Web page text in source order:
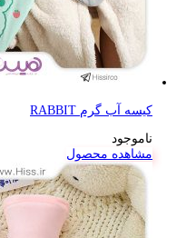
کیسه آب گرم RABBIT
ناموجود
مشاهده محصول